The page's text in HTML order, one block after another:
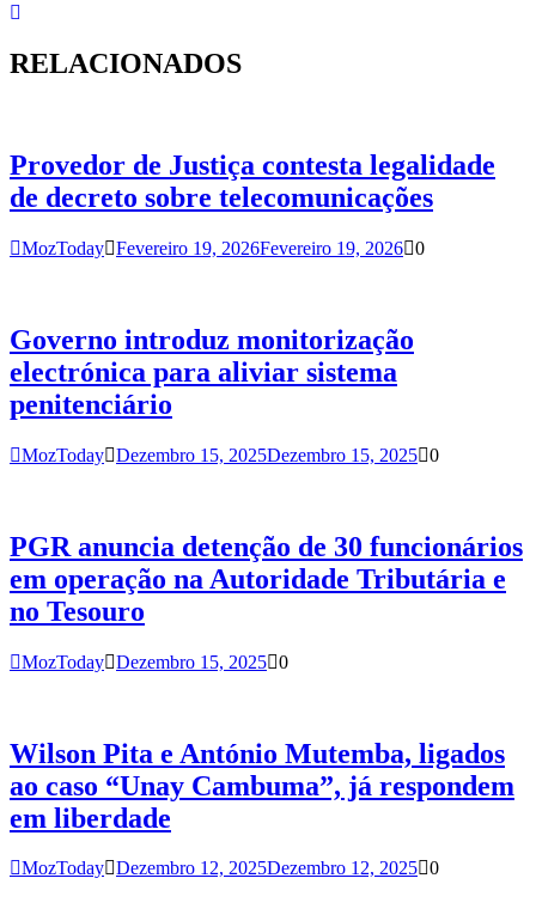
RELACIONADOS
Provedor de Justiça contesta legalidade
de decreto sobre telecomunicações
MozToday Fevereiro 19, 2026Fevereiro 19, 2026 0
Governo introduz monitorização
electrónica para aliviar sistema
penitenciário
MozToday Dezembro 15, 2025Dezembro 15, 2025 0
PGR anuncia detenção de 30 funcionários
em operação na Autoridade Tributária e
no Tesouro
MozToday Dezembro 15, 2025 0
Wilson Pita e António Mutemba, ligados
ao caso “Unay Cambuma”, já respondem
em liberdade
MozToday Dezembro 12, 2025Dezembro 12, 2025 0